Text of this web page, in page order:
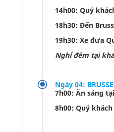
14h00: Quý
18h30: Đến
19h30: Xe đưa
Nghỉ đêm tại
Ngày 04:
7h00: Ăn sáng
8h00: Quý